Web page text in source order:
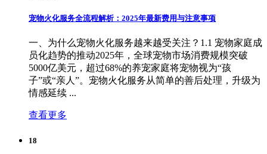
宠物火化服务全流程解析：2025年最新费用与注意事项
一、为什么宠物火化服务越来越受关注？‌1.1 宠物家庭成
员化趋势的推动‌2025年，全球宠物市场消费规模突破
5000亿美元，超过68%的养宠家庭将宠物视为“孩
子”或“亲人”‌。宠物火化服务从简单的善后处理，升级为
情感延续 ...
查看更多
18